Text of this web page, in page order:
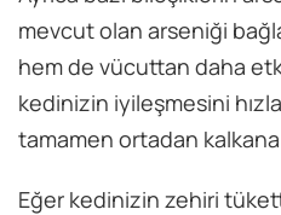
mevcut olan arseniği
hem de vücuttan daha
kedinizin iyileşmesini
tamamen ortadan
Eğer kedinizin zehiri